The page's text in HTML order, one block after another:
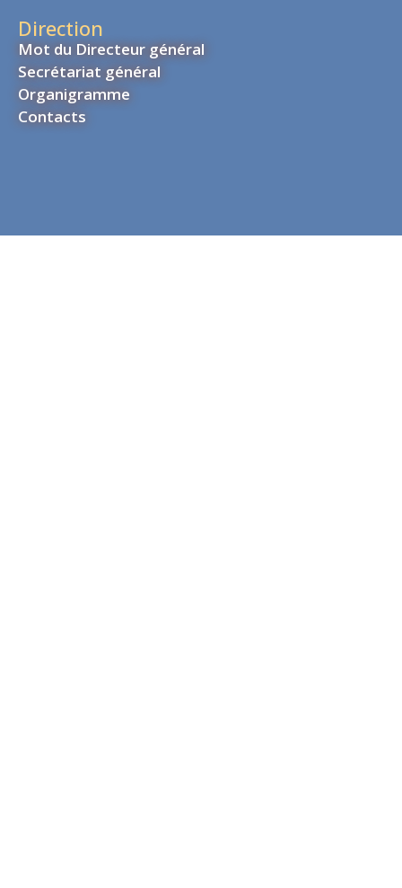
Direction
Mot du Directeur général
Secrétariat général
Organigramme
Contacts